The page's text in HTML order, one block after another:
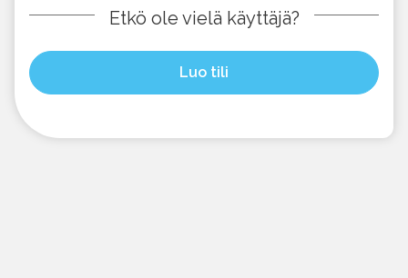
Etkö ole vielä käyttäjä?
Luo tili